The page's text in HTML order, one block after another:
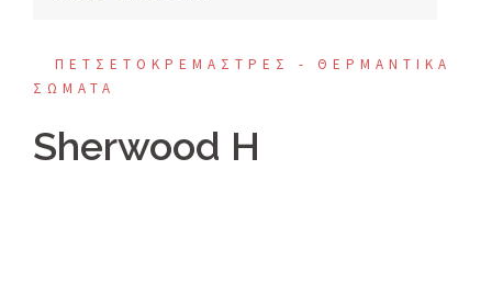
ΠΕΤΣΕΤΟΚΡΕΜΑΣΤΡΕΣ - ΘΕΡΜΑΝΤΙΚΑ
ΣΩΜΑΤΑ
Sherwood H